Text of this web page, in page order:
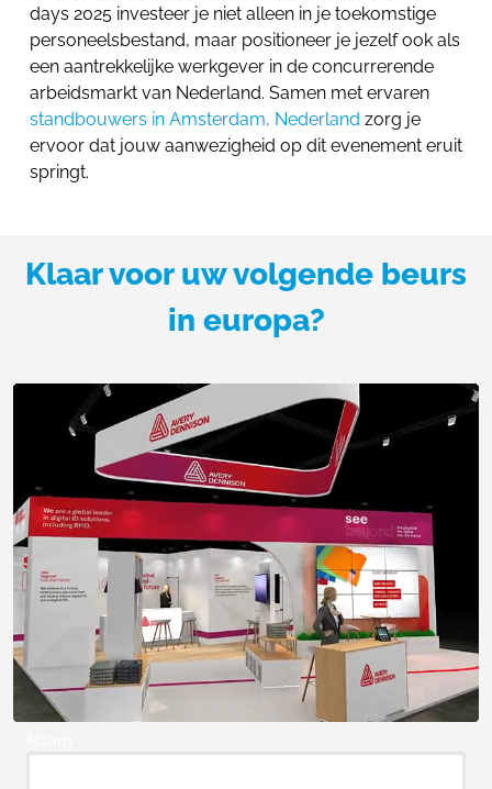
days 2025 investeer je niet alleen in je toekomstige
personeelsbestand, maar positioneer je jezelf ook als
een aantrekkelijke werkgever in de concurrerende
arbeidsmarkt van Nederland. Samen met ervaren
standbouwers in Amsterdam, Nederland zorg je
ervoor dat jouw aanwezigheid op dit evenement eruit
springt.
Klaar voor uw volgende beurs
in europa?